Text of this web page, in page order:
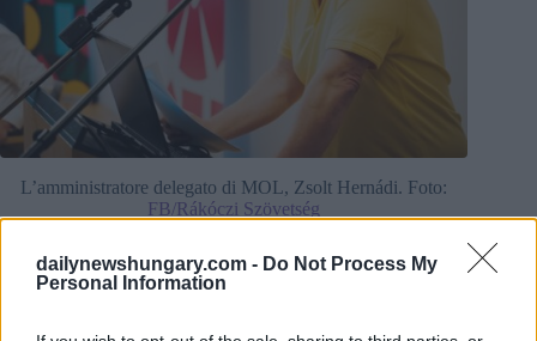
dailynewshungary.com - Do Not Process My
Personal Information
L’amministratore delegato di MOL, Zsolt Hernádi. Foto:
FB/Rákóczi Szövetség
l’oleodotto Druzhba
MOL ha osservato che le regole delle sanzioni stabiliscono
fino a quando l’oleodotto Druzhba, la via principale